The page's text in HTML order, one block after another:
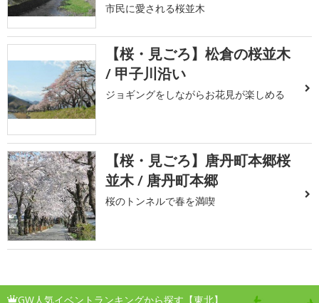
市民に愛される桜並木
【桜・見ごろ】松倉の桜並木
/ 甲子川沿い
ジョギングをしながらお花見が楽しめる
【桜・見ごろ】唐丹町本郷桜
並木 / 唐丹町本郷
桜のトンネルで春を満喫
GW人気イベントランキングから探す【東北】